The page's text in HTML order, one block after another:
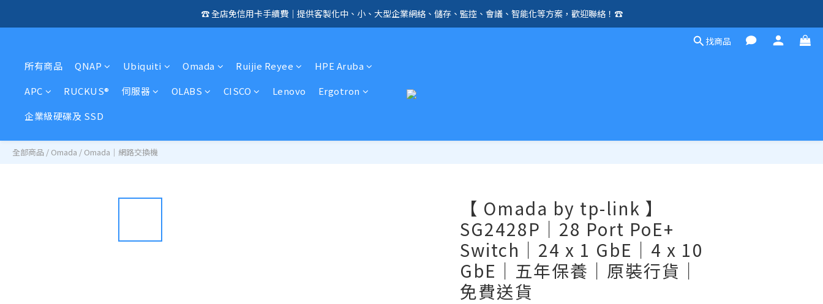
🛍️  全店免信用卡手續費、購物滿 HK$1000，即享免運優惠！（SSD、HDD、UPS 除外）🛍️
☎️ 全店免信用卡手續費｜提供客製化中、小、大型企業網絡、儲存、監控、會議、智能化等方案，歡迎聯絡！☎️
找商品
所有商品 QNAP Ubiquiti Omada Ruijie Reyee
HPE Aruba
APC
RUCKUS® 伺服器 OLABS CISCO Lenovo
Ergotron
企業級硬碟及 SSD
全部商品 / Omada / Omada｜網路交換機
【 Omada by tp-link 】
SG2428P｜28 Port PoE+
Switch｜24 x 1 GbE｜4 x 10
GbE｜五年保養｜原裝行貨｜
免費送貨